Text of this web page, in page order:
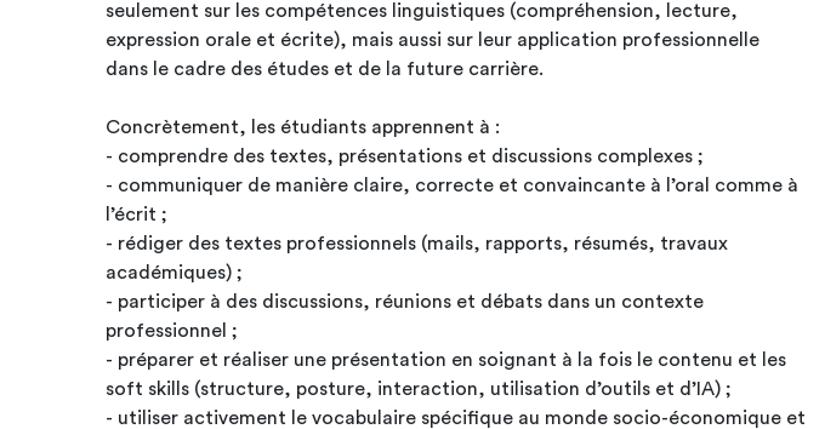
seulement sur les compétences linguistiques (compréhension, lecture,
expression orale et écrite), mais aussi sur leur application professionnelle
dans le cadre des études et de la future carrière.
Concrètement, les étudiants apprennent à :
- comprendre des textes, présentations et discussions complexes ;
- communiquer de manière claire, correcte et convaincante à l’oral comme à
l’écrit ;
- rédiger des textes professionnels (mails, rapports, résumés, travaux
académiques) ;
- participer à des discussions, réunions et débats dans un contexte
professionnel ;
- préparer et réaliser une présentation en soignant à la fois le contenu et les
soft skills (structure, posture, interaction, utilisation d’outils et d’IA) ;
- utiliser activement le vocabulaire spécifique au monde socio-économique et